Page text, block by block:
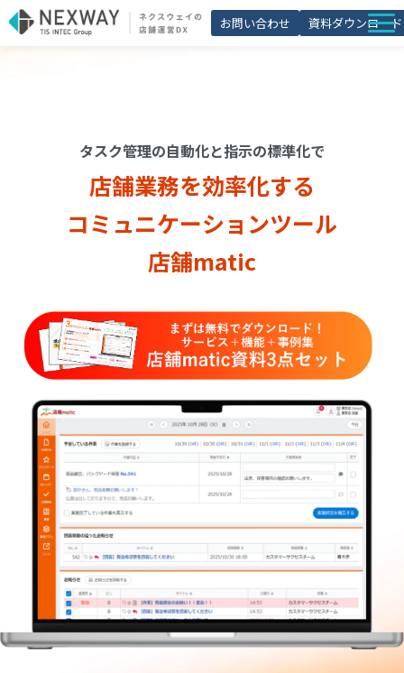
お問い合わせ 資料ダウンロード
セミナー
タスク管理の自動化と指示の標準化で
店舗業務を効率化する
コミュニケーションツール
店舗matic